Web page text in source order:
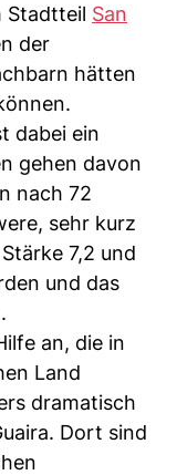
Stadtteil San
der
hätten
dabei ein
gehen davon
nach 72
sehr kurz
7,2 und
und das
an, die in
Land
dramatisch
Dort sind